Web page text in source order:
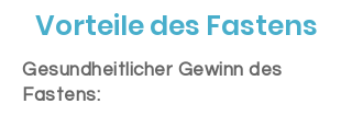
Vorteile des Fastens
Gesundheitlicher Gewinn des
Fastens: